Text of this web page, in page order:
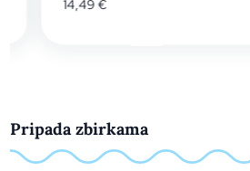
14,49€
Pripada zbirkama